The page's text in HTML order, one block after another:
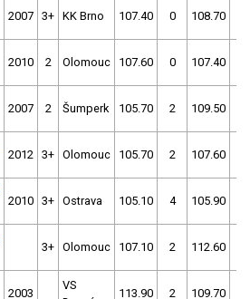
2007 3+ KK Brno 107.40 0 108.70
2010 2 Olomouc 107.60 0 107.40
2007 2 Šumperk 105.70 2 109.50
2012 3+ Olomouc 105.70 2 107.60
2010 3+ Ostrava 105.10 4 105.90
3+ Olomouc 107.10 2 112.60
2003
VS
113.90 2 109.70